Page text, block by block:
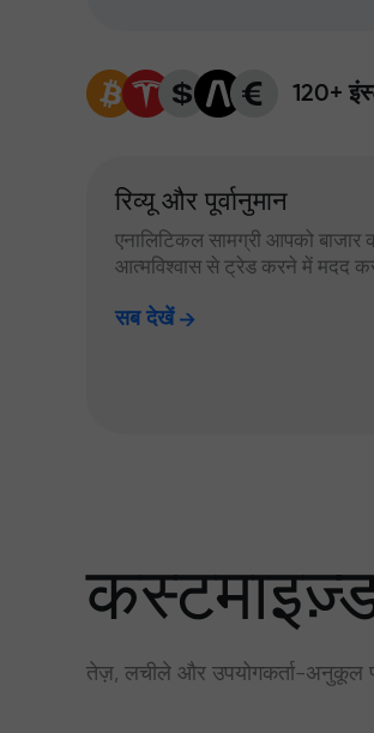
120+
रिव्यू और पूर्वानुमान
एनालिटिकल सामग्री आपको
आत्मविश्वास से ट्रेड करने में मदद
सब देखें
तेज़, लचीले और उपयोगकर्ता-अनुकूल